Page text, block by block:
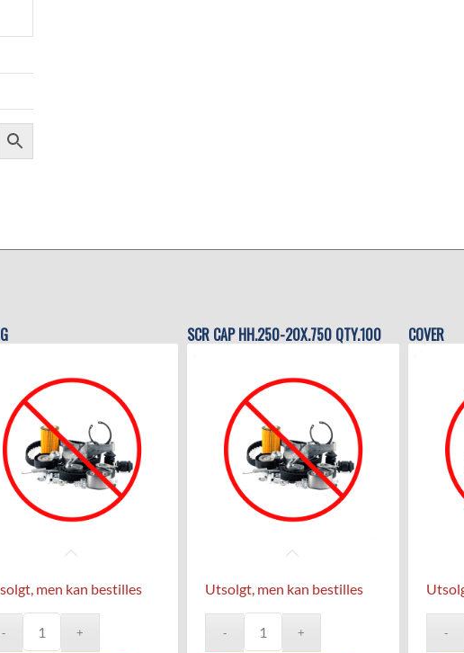
men kan bestilles
SCR CAP HH.250-20X.750 QTY.100
Utsolgt, men kan bestilles
COVER